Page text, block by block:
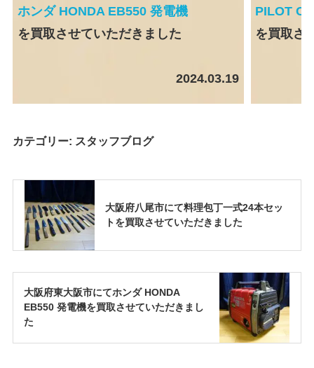
ホンダ HONDA EB550 発電機
を買取させていただきました
2024.03.19
PILOT
を買取さ
カテゴリー: スタッフブログ
大阪府八尾市にて料理包丁一式24本セッ
トを買取させていただきました
大阪府東大阪市にてホンダ HONDA
EB550 発電機を買取させていただきまし
た